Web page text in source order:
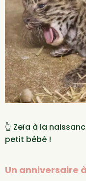
👆 Zeïa à la
petit bébé !
Un anniversaire